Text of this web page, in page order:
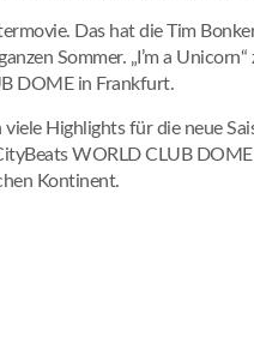
Das hat die Tim
Sommer. „I’m a
DOME in Frankfurt.
Highlights für die neue
WORLD CLUB
Kontinent.